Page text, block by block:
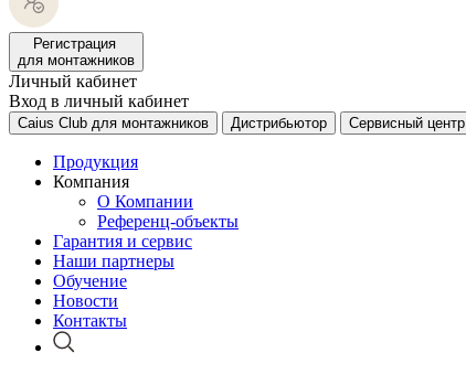
Регистрация
для монтажников
Личный кабинет
Вход в личный кабинет
Caius Club для монтажников Дистрибьютор Сервисный центр
Продукция
Компания
О Компании
Референц-объекты
Гарантия и сервис
Наши партнеры
Обучение
Новости
Контакты